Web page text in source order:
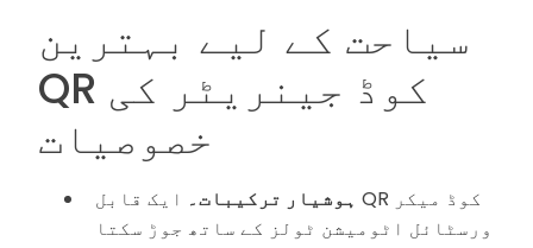
سیاحت کے لیے بہترین
QR کوڈ جینریٹر کی
خصوصیات
ہوشیار ترکیبات۔ ایک قابل QR کوڈ میکر
ورسٹائل اٹومیشن ٹولز کے ساتھ جوڑ سکتا